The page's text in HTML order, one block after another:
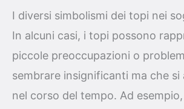
I diversi simbolismi dei topi nei
In alcuni casi, i topi possono
piccole preoccupazioni o
sembrare insignificanti ma che si
nel corso del tempo. Ad